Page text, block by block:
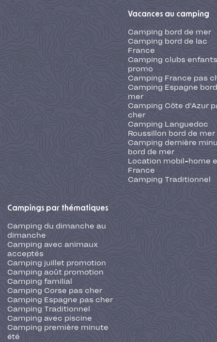
Vacances au camping
Camping bord de mer
Camping bord de lac
France
Camping clubs
promo
Camping France pas
Camping Espagne
mer
Camping Côte d'Azur
cher
Camping Languedoc
Roussillon bord de mer
Camping dernière
bord de mer
Location mobil-home
France
Camping Traditionnel
Campings par thématiques
Camping du dimanche au
dimanche
Camping avec animaux
acceptés
Camping juillet promotion
Camping août promotion
Camping familial
Camping Corse pas cher
Camping Espagne pas cher
Camping Traditionnel
Camping avec piscine
Camping première minute
été